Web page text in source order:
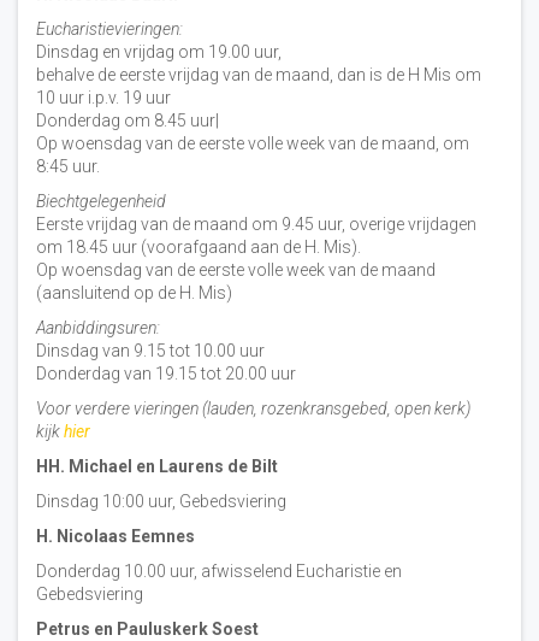
Eucharistievieringen:
Dinsdag en vrijdag om 19.00 uur,
behalve de eerste vrijdag van de maand, dan is de H Mis om
10 uur i.p.v. 19 uur
Donderdag om 8.45 uur|
Op woensdag van de eerste volle week van de maand, om
8:45 uur.
Biechtgelegenheid
Eerste vrijdag van de maand om 9.45 uur, overige vrijdagen
om 18.45 uur (voorafgaand aan de H. Mis).
Op woensdag van de eerste volle week van de maand
(aansluitend op de H. Mis)
Aanbiddingsuren:
Dinsdag van 9.15 tot 10.00 uur
Donderdag van 19.15 tot 20.00 uur
Voor verdere vieringen (lauden, rozenkransgebed, open kerk)
kijkhier
HH. Michael en Laurens de Bilt
Dinsdag 10:00 uur, Gebedsviering
H. Nicolaas Eemnes
Donderdag 10.00 uur, afwisselend Eucharistie en
Gebedsviering
Petrus en Pauluskerk Soest